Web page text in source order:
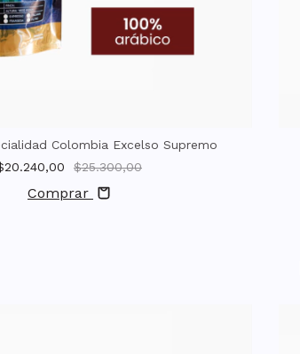
Colombia Excelso Supremo
$25.300,00
Comprar